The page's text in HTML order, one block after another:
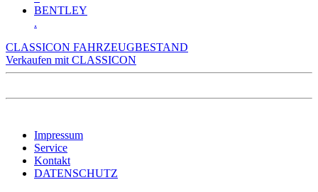
BENTLEY
.
CLASSICON FAHRZEUGBESTAND
Verkaufen mit CLASSICON
Impressum
Service
Kontakt
DATENSCHUTZ